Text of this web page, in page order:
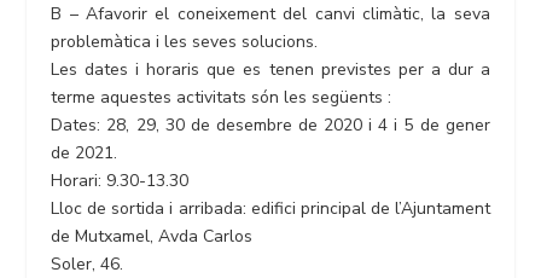
B – Afavorir el coneixement del canvi climàtic, la seva
problemàtica i les seves solucions.
Les dates i horaris que es tenen previstes per a dur a
terme aquestes activitats són les següents :
Dates: 28, 29, 30 de desembre de 2020 i 4 i 5 de gener
de 2021.
Horari: 9.30-13.30
Lloc de sortida i arribada: edifici principal de l’Ajuntament
de Mutxamel, Avda Carlos
Soler, 46.